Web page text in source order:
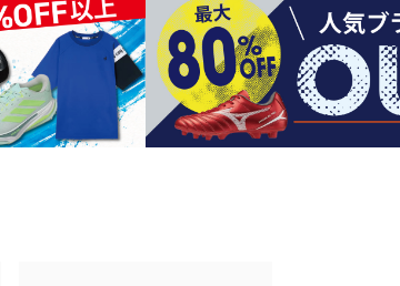
シューズアクセサリー
フットボールサンダル
サッカーウェア
ジュニアサッカーウェア
レプリカ商品
硬式
軟式
少年
ソフ
野球
ューズ バッグ
Babol
at
BIKE